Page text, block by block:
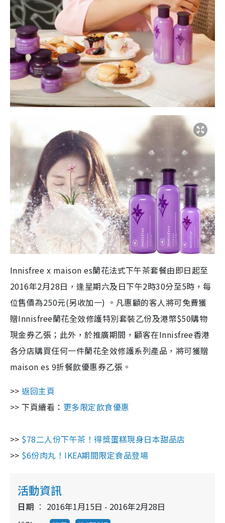
Innisfree x maison es蘭花法式下午茶套餐由即日起至
2016年2月28日，逢星期六及日下午2時30分至5時，每
位售價為250元(另收加一) 。凡惠顧的客人將可免費獲
贈Innisfree蘭花全效修護特別套裝乙份及港幣$50購物
現金券乙張；此外，於推廣期間，顧客在Innisfree香港
各分店購買任何一件蘭花全效修護系列產品，將可獲贈
maison es 9折餐飲優惠券乙張。
>> 返回主頁
>> 下頁續看： 更多限定飲食優惠
>> $78二人份下午茶！得獎蛋糕現身日本甜品店
>> $6份肉丸！IKEA期間限定食品登場
活動資訊
日期
2016年1月15日 - 2016年2月28日